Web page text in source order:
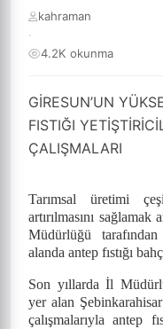
GİRESUN’UN
FISTIĞI
ÇALIŞMALARI
kahraman
·
4.2K okunma
Tarımsal üretimi
artırılmasını sağlamak
Müdürlüğü
alanda antep fıstığı
Son yıllarda İl
yer alan
çalışmalarıyla antep